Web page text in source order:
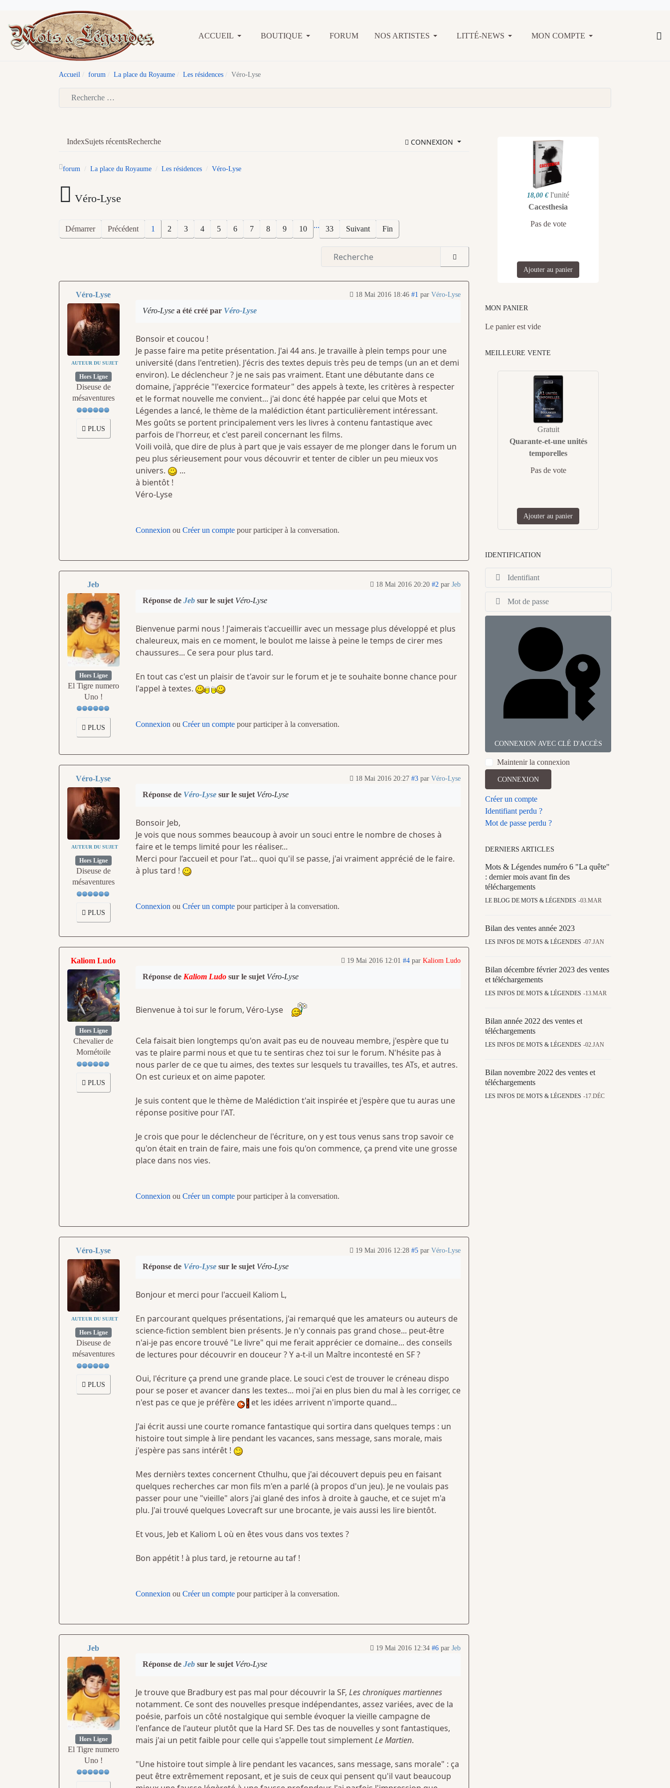
ACCUEIL BOUTIQUE FORUM NOS ARTISTES LITTÉ-NEWS MON COMPTE
Accueil forum La place du Royaume Les résidences Véro-Lyse
IndexSujets récentsRecherche CONNEXION
forum La place du Royaume Les résidences Véro-Lyse
Véro-Lyse
Démarrer Précédent 1 2 3 4 5 6 7 8 9 10 ... 33 Suivant Fin
Véro-Lyse
AUTEUR DU SUJET
Hors Ligne
Diseuse de
mésaventures
PLUS
18 Mai 2016 18:46 #1 par Véro-Lyse
Véro-Lysea été créé par Véro-Lyse
Bonsoir et coucou !
Je passe faire ma petite présentation. J'ai 44 ans. Je travaille à plein temps pour une
université (dans l'entretien). J'écris des textes depuis très peu de temps (un an et demi
environ). Le déclencheur ? je ne sais pas vraiment. Etant une débutante dans ce
domaine, j'apprécie "l'exercice formateur" des appels à texte, les critères à respecter
et le format nouvelle me convient... j'ai donc été happée par celui que Mots et
Légendes a lancé, le thème de la malédiction étant particulièrement intéressant.
Mes goûts se portent principalement vers les livres à contenu fantastique avec
parfois de l'horreur, et c'est pareil concernant les films.
Voili voilà, que dire de plus à part que je vais essayer de me plonger dans le forum un
peu plus sérieusement pour vous découvrir et tenter de cibler un peu mieux vos
univers.
...
à bientôt !
Véro-Lyse
Connexion ou Créer un comptepour participer à la conversation.
Jeb
Hors Ligne
El Tigre numero
Uno !
PLUS
18 Mai 2016 20:20 #2 par Jeb
Réponse de Jebsur le sujet Véro-Lyse
Bienvenue parmi nous ! J'aimerais t'accueillir avec un message plus développé et plus
chaleureux, mais en ce moment, le boulot me laisse à peine le temps de cirer mes
chaussures... Ce sera pour plus tard.
En tout cas c'est un plaisir de t'avoir sur le forum et je te souhaite bonne chance pour
l'appel à textes.
Connexion ou Créer un comptepour participer à la conversation.
Véro-Lyse
AUTEUR DU SUJET
Hors Ligne
Diseuse de
mésaventures
PLUS
18 Mai 2016 20:27 #3 par Véro-Lyse
Réponse de Véro-Lysesur le sujet Véro-Lyse
Bonsoir Jeb,
Je vois que nous sommes beaucoup à avoir un souci entre le nombre de choses à
faire et le temps limité pour les réaliser...
Merci pour l’accueil et pour l'at... quoi qu'il se passe, j'ai vraiment apprécié de le faire.
à plus tard !
Connexion ou Créer un comptepour participer à la conversation.
Kaliom Ludo
Hors Ligne
Chevalier de
Mornétoile
PLUS
19 Mai 2016 12:01 #4 par Kaliom Ludo
Réponse de Kaliom Ludosur le sujet Véro-Lyse
Bienvenue à toi sur le forum, Véro-Lyse
Cela faisait bien longtemps qu'on avait pas eu de nouveau membre, j'espère que tu
vas te plaire parmi nous et que tu te sentiras chez toi sur le forum. N'hésite pas à
nous parler de ce que tu aimes, des textes sur lesquels tu travailles, tes ATs, et autres.
On est curieux et on aime papoter.
Je suis content que le thème de Malédiction t'ait inspirée et j'espère que tu auras une
réponse positive pour l'AT.
Je crois que pour le déclencheur de l'écriture, on y est tous venus sans trop savoir ce
qu'on était en train de faire, mais une fois qu'on commence, ça prend vite une grosse
place dans nos vies.
Connexion ou Créer un comptepour participer à la conversation.
Véro-Lyse
AUTEUR DU SUJET
Hors Ligne
Diseuse de
mésaventures
PLUS
19 Mai 2016 12:28 #5 par Véro-Lyse
Réponse de Véro-Lysesur le sujet Véro-Lyse
Bonjour et merci pour l'accueil Kaliom L,
En parcourant quelques présentations, j'ai remarqué que les amateurs ou auteurs de
science-fiction semblent bien présents. Je n'y connais pas grand chose... peut-être
n'ai-je pas encore trouvé "Le livre" qui me ferait apprécier ce domaine... des conseils
de lectures pour découvrir en douceur ? Y a-t-il un Maître incontesté en SF ?
Oui, l'écriture ça prend une grande place. Le souci c'est de trouver le créneau dispo
pour se poser et avancer dans les textes... moi j'ai en plus bien du mal à les corriger, ce
n'est pas ce que je préfère
et les idées arrivent n'importe quand...
J'ai écrit aussi une courte romance fantastique qui sortira dans quelques temps : un
histoire tout simple à lire pendant les vacances, sans message, sans morale, mais
j'espère pas sans intérêt !
Mes dernièrs textes concernent Cthulhu, que j'ai découvert depuis peu en faisant
quelques recherches car mon fils m'en a parlé (à propos d'un jeu). Je ne voulais pas
passer pour une "vieille" alors j'ai glané des infos à droite à gauche, et ce sujet m'a
plu. J'ai trouvé quelques Lovecraft sur une brocante, je vais aussi les lire bientôt.
Et vous, Jeb et Kaliom L où en êtes vous dans vos textes ?
Bon appétit ! à plus tard, je retourne au taf !
Connexion ou Créer un comptepour participer à la conversation.
Jeb
Hors Ligne
El Tigre numero
Uno !
19 Mai 2016 12:34 #6 par Jeb
Réponse de Jebsur le sujet Véro-Lyse
Je trouve que Bradbury est pas mal pour découvrir la SF, Les chroniques martiennes
notamment. Ce sont des nouvelles presque indépendantes, assez variées, avec de la
poésie, parfois un côté nostalgique qui semble évoquer la vieille campagne de
l'enfance de l'auteur plutôt que la Hard SF. Des tas de nouvelles y sont fantastiques,
mais j'ai un petit faible pour celle qui s'appelle tout simplementLe Martien.
"Une histoire tout simple à lire pendant les vacances, sans message, sans morale" : ça
peut être extrêmement reposant, et je suis de ceux qui pensent qu'il vaut beaucoup
18,00 € l'unité
Cacesthesia
Pas de vote
Ajouter au panier
MON PANIER
Le panier est vide
MEILLEURE VENTE
Gratuit
Quarante-et-une unités
temporelles
Pas de vote
Ajouter au panier
IDENTIFICATION
CONNEXION AVEC CLÉ D'ACCÈS
Maintenir la connexion
CONNEXION
Créer un compte
Identifiant perdu ?
Mot de passe perdu ?
DERNIERS ARTICLES
Mots & Légendes numéro 6 "La quête"
: dernier mois avant fin des
téléchargements
LE BLOG DE MOTS & LÉGENDES 03.MAR
Bilan des ventes année 2023
LES INFOS DE MOTS & LÉGENDES 07.JAN
Bilan décembre février 2023 des ventes
et téléchargements
LES INFOS DE MOTS & LÉGENDES 13.MAR
Bilan année 2022 des ventes et
téléchargements
LES INFOS DE MOTS & LÉGENDES 02.JAN
Bilan novembre 2022 des ventes et
téléchargements
LES INFOS DE MOTS & LÉGENDES 17.DÉC